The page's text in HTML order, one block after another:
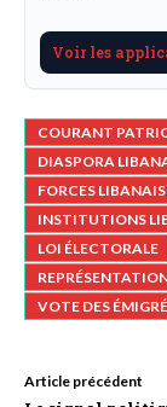
Voir les
COURANT
DIASPORA
FORCES
INSTITUTIONS
LOI ÉLECTORALE
VOTE DES
Article précédent